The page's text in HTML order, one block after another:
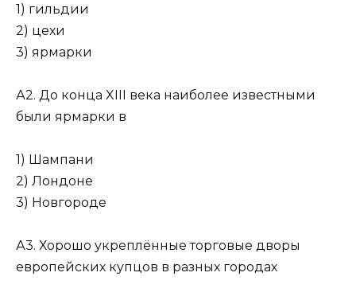
1) гильдии
2) цехи
3) ярмарки
А2. До конца XIII века наиболее известными
были ярмарки в
1) Шампани
2) Лондоне
3) Новгороде
А3. Хорошо укреплённые торговые дворы
европейских купцов в разных городах